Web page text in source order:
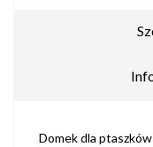
Domek dla